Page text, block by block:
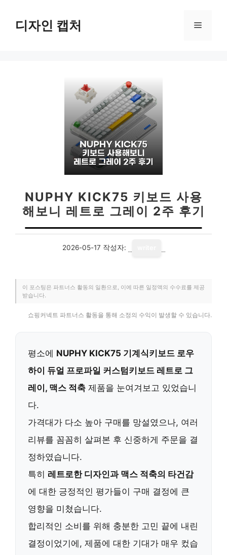
디자인 캡처 메
NUPHY KICK75 키보드 사용
해보니 레트로 그레이 2주 후기
2026-05-17 작성자:
이 포스팅은 파트너스 활동의 일환으로, 이에 따른 일정액의 수수료를 제공
받습니다.
쇼핑커넥트 파트너스 활동을 통해 소정의 수익이 발생할 수 있습니다.
평소에 NUPHY KICK75 기계식키보드 로우
하이 듀얼 프로파일 커스텀키보드 레트로 그
레이, 맥스 적축 제품을 눈여겨보고 있었습니
다.
가격대가 다소 높아 구매를 망설였으나, 여러
리뷰를 꼼꼼히 살펴본 후 신중하게 주문을 결
정하였습니다.
특히 레트로한 디자인과 맥스 적축의 타건감
에 대한 긍정적인 평가들이 구매 결정에 큰
영향을 미쳤습니다.
합리적인 소비를 위해 충분한 고민 끝에 내린
결정이었기에, 제품에 대한 기대가 매우 컸습